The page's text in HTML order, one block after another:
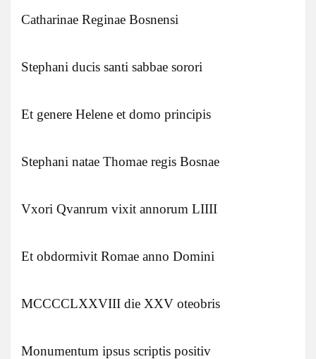
Catharinae Reginae Bosnensi
Stephani ducis santi sabbae sorori
Et genere Helene et domo principis
Stephani natae Thomae regis Bosnae
Vxori Qvanrum vixit annorum LIIII
Et obdormivit Romae anno Domini
MCCCCLXXVIII die XXV oteobris
Monumentum ipsus scriptis positiv